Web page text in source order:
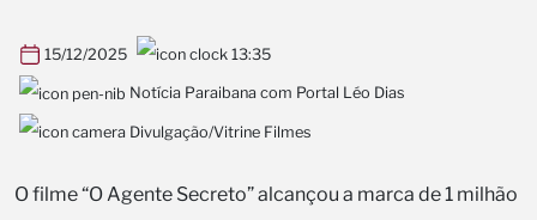
15/12/2025 13:35
Notícia Paraibana com Portal Léo Dias
Divulgação/Vitrine Filmes
O filme “O Agente Secreto” alcançou a marca de 1 milhão